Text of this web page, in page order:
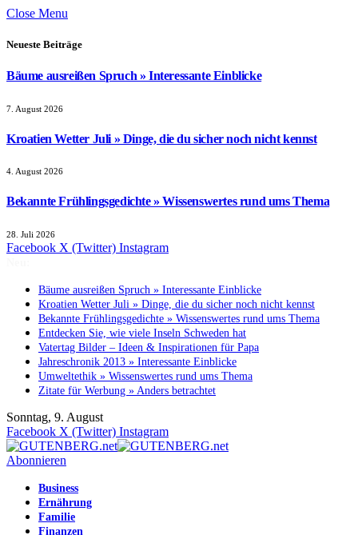
Close Menu
Neueste Beiträge
Bäume ausreißen Spruch » Interessante Einblicke
7. August 2026
Kroatien Wetter Juli » Dinge, die du sicher noch nicht kennst
4. August 2026
Bekannte Frühlingsgedichte » Wissenswertes rund ums Thema
28. Juli 2026
Facebook X (Twitter) Instagram
Bäume ausreißen Spruch » Interessante Einblicke
Kroatien Wetter Juli » Dinge, die du sicher noch nicht kennst
Bekannte Frühlingsgedichte » Wissenswertes rund ums Thema
Entdecken Sie, wie viele Inseln Schweden hat
Vatertag Bilder – Ideen & Inspirationen für Papa
Jahreschronik 2013 » Interessante Einblicke
Umweltethik » Wissenswertes rund ums Thema
Zitate für Werbung » Anders betrachtet
Sonntag, 9. August
Facebook X (Twitter) Instagram
Abonnieren
Business
Ernährung
Familie
Finanzen